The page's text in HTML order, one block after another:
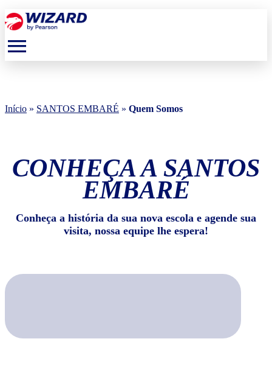
menu
Início » SANTOS EMBARÉ » Quem Somos
CONHEÇA A SANTOS
EMBARÉ
Conheça a história da sua nova escola e agende sua
visita, nossa equipe lhe espera!